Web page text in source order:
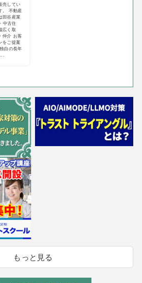
売してい
。 不動産
田谷産業
中古住
広く取
仲介 お客
をご提案
自の長年
もっと見る